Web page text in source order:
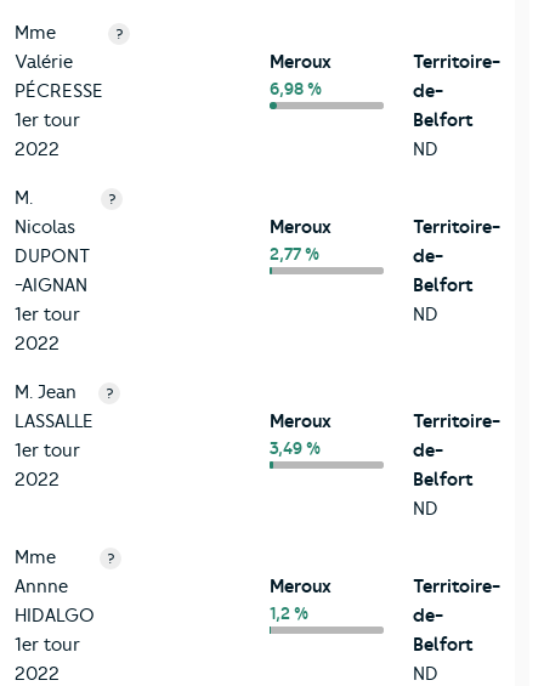
Mme
Valérie
PÉCRESSE
1er tour
2022
?
Meroux
6,98 %
Territoire-
de-
Belfort
ND
M.
Nicolas
DUPONT
-AIGNAN
1er tour
2022
?
Meroux
2,77 %
Territoire-
de-
Belfort
ND
M. Jean
LASSALLE
1er tour
2022
?
Meroux
3,49 %
Territoire-
de-
Belfort
ND
Mme
Annne
HIDALGO
1er tour
2022
?
Meroux
1,2 %
Territoire-
de-
Belfort
ND